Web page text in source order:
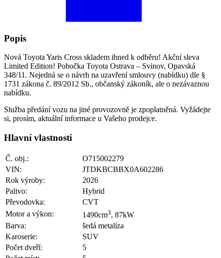
Popis
Nová Toyota Yaris Cross skladem ihned k odběru! Akční sleva
Limited Edition! Pobočka Toyota Ostrava – Svinov, Opavská
348/11. Nejedná se o návrh na uzavření smlouvy (nabídku) dle §
1731 zákona č. 89/2012 Sb., občanský zákoník, ale o nezávaznou
nabídku.
Služba předání vozu na jiné provozovně je zpoplatněná. Vyžádejte
si, prosím, aktuální informace u Vašeho prodejce.
Hlavní vlastnosti
Č. obj.:
O715002279
VIN:
JTDKBCBBX0A602286
Rok výroby:
2026
Palivo:
Hybrid
Převodovka:
CVT
Motor a výkon:
1490cm3, 87kW
Barva:
šedá metalíza
Karoserie:
SUV
Počet dveří:
5